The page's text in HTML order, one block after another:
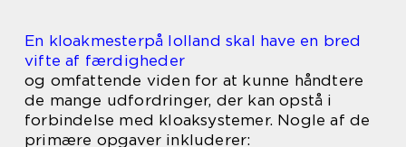
En kloakmesterpå lolland skal have en bred
vifte af færdigheder
og omfattende viden for at kunne håndtere
de mange udfordringer, der kan opstå i
forbindelse med kloaksystemer. Nogle af de
primære opgaver inkluderer: